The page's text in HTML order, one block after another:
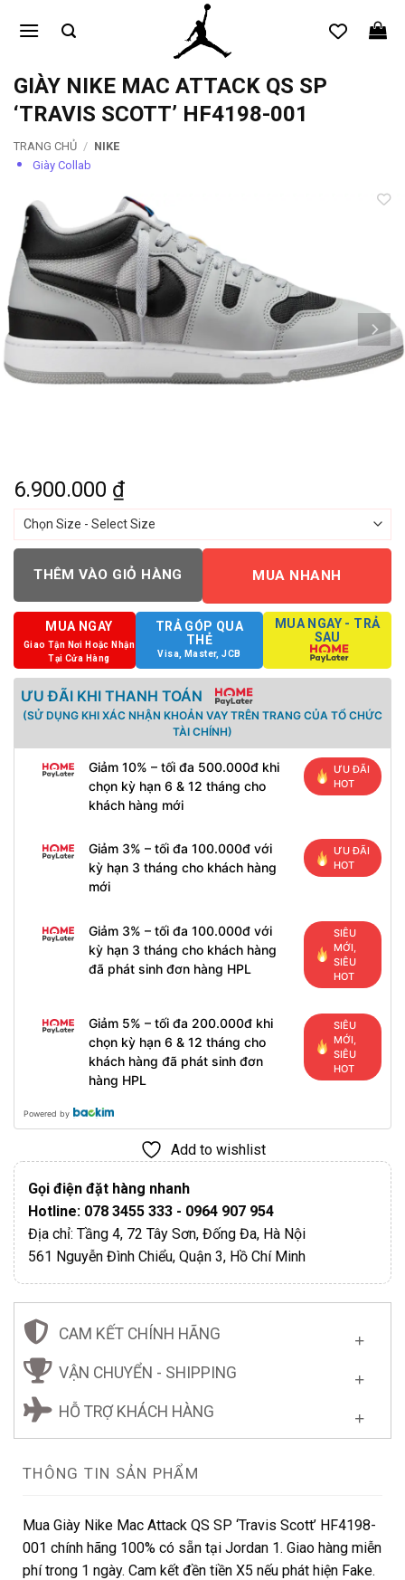
qua
dungGIÀY NIKE MAC ATTACK QS SP
‘TRAVIS SCOTT’ HF4198-001
TRANG CHỦ / NIKE
Giày Collab
6.900.000 ₫
THÊM VÀO GIỎ HÀNG MUA NHANH
MUA NGAY
Giao Tận Nơi Hoặc Nhận
Tại Cửa Hàng
TRẢ GÓP QUA
THẺ
Visa, Master, JCB
MUA NGAY - TRẢ
SAU
ƯU ĐÃI KHI THANH TOÁN
(SỬ DỤNG KHI XÁC NHẬN KHOẢN VAY TRÊN TRANG CỦA TỔ CHỨC
TÀI CHÍNH)
Giảm 10% – tối đa 500.000đ khi
chọn kỳ hạn 6 & 12 tháng cho
khách hàng mới
ƯU ĐÃI
HOT
Giảm 3% – tối đa 100.000đ với
kỳ hạn 3 tháng cho khách hàng
mới
ƯU ĐÃI
HOT
Giảm 3% – tối đa 100.000đ với
kỳ hạn 3 tháng cho khách hàng
đã phát sinh đơn hàng HPL
SIÊU
MỚI,
SIÊU
HOT
Giảm 5% – tối đa 200.000đ khi
chọn kỳ hạn 6 & 12 tháng cho
khách hàng đã phát sinh đơn
hàng HPL
SIÊU
MỚI,
SIÊU
HOT
Powered by
Add to wishlist
Gọi điện đặt hàng nhanh
Hotline: 078 3455 333 - 0964 907 954
Địa chỉ: Tầng 4, 72 Tây Sơn, Đống Đa, Hà Nội
561 Nguyễn Đình Chiểu, Quận 3, Hồ Chí Minh
CAM KẾT CHÍNH HÃNG
VẬN CHUYỂN - SHIPPING
HỖ TRỢ KHÁCH HÀNG
THÔNG TIN SẢN PHẨM
Mua Giày Nike Mac Attack QS SP ‘Travis Scott’ HF4198-
001 chính hãng 100% có sẵn tại Jordan 1. Giao hàng miễn
phí trong 1 ngày. Cam kết đền tiền X5 nếu phát hiện Fake.